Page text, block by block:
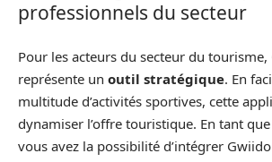
professionnels du secteur
Pour les acteurs du secteur du
représente un outil stratégique. En
multitude d’activités sportives, cette
dynamiser l’offre touristique. En tant
vous avez la possibilité d’intégrer